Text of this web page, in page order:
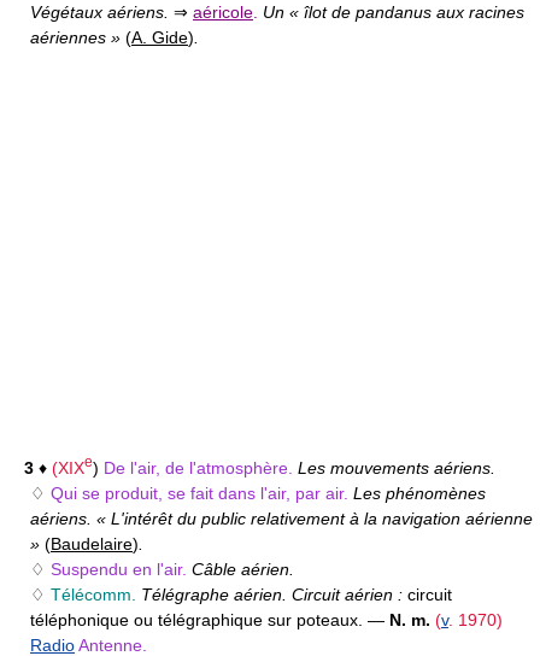
Végétaux aériens. ⇒ aéricole Un « îlot de pandanus aux racines
aériennes » (A. Gide)
3 ♦ (XIXe) De l'air, de l'atmosphère. Les mouvements aériens.
♢ Qui se produit, se fait dans l'air, par air. Les phénomènes
aériens. « L'intérêt du public relativement à la navigation aérienne
» (Baudelaire)
♢ Suspendu en l'air. Câble aérien.
♢ Télécomm. Télégraphe aérien. Circuit aérien : circuit
téléphonique ou télégraphique sur poteaux. — N. m. (v. 1970)
RadioAntenne.